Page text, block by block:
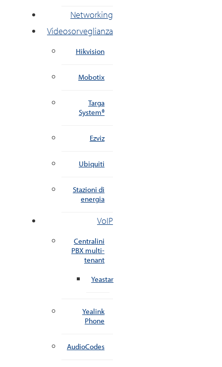
Networking
Videosorveglianza
Hikvision
Mobotix
Targa
System®
Ezviz
Ubiquiti
Stazioni di
energia
VoIP
Centralini
PBX multi-
tenant
Yeastar
Yealink
Phone
AudioCodes